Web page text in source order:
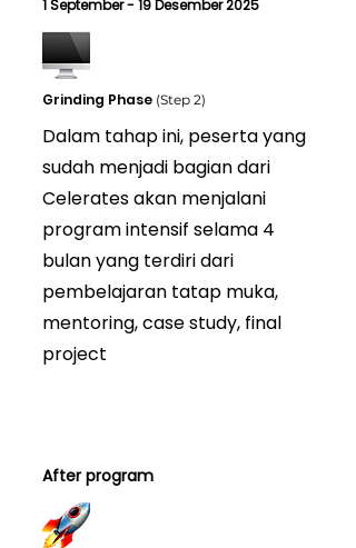
Grinding Phase (Step 2)
Dalam tahap ini, peserta yang
sudah menjadi bagian dari
Celerates akan menjalani
program intensif selama 4
bulan yang terdiri dari
pembelajaran tatap muka,
mentoring, case study, final
project
1 September - 19 Desember 2025
After program